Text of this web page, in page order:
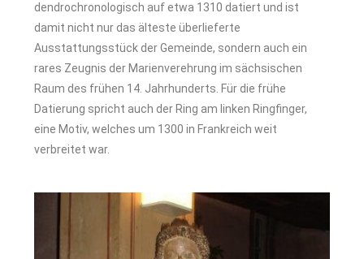
dendrochronologisch auf etwa 1310 datiert und ist
damit nicht nur das älteste überlieferte
Ausstattungsstück der Gemeinde, sondern auch ein
rares Zeugnis der Marienverehrung im sächsischen
Raum des frühen 14. Jahrhunderts. Für die frühe
Datierung spricht auch der Ring am linken Ringfinger,
eine Motiv, welches um 1300 in Frankreich weit
verbreitet war.